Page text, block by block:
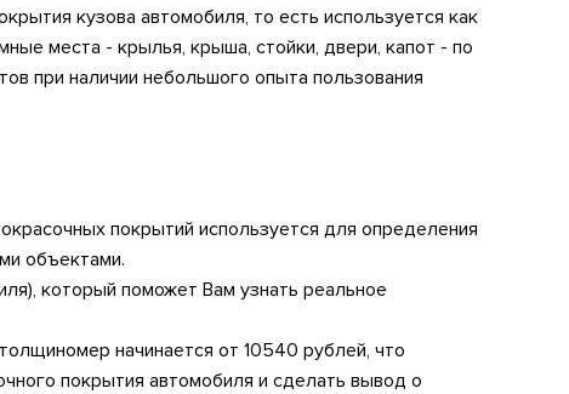
кузова автомобиля, то есть используется как
места - крылья, крыша, стойки, двери, капот - по
при наличии небольшого опыта пользования
покрытий используется для определения
объектами.
который поможет Вам узнать реальное
начинается от 10540 рублей, что
покрытия автомобиля и сделать вывод о